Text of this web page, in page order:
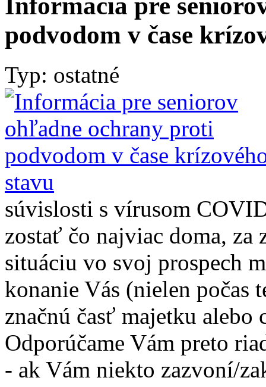
Informácia pre
podvodom v čase
Typ: ostatné
súvislosti s vírusom
zostať čo najviac doma,
situáciu vo svoj prospech
konanie Vás (nielen
značnú časť majetku alebo
Odporúčame Vám preto
- ak Vám niekto zazvoní/